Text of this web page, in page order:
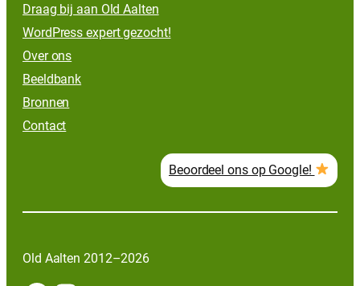
Draag bij aan Old Aalten
WordPress expert gezocht!
Over ons
Beeldbank
Bronnen
Contact
Beoordeel ons op Google!
Old Aalten 2012–2026